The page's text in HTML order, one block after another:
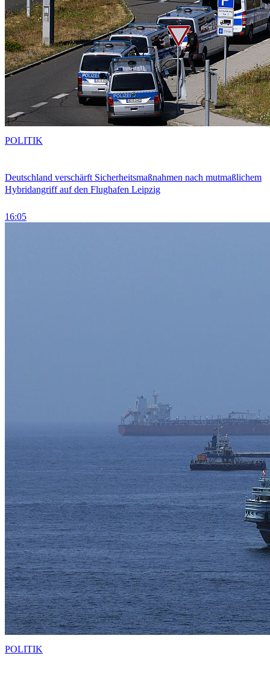
Deutschland verschärft Sicherheitsmaßnahmen nach mutmaßlichem
Hybridangriff auf den Flughafen Leipzig
16:05
POLITIK
POLITIK